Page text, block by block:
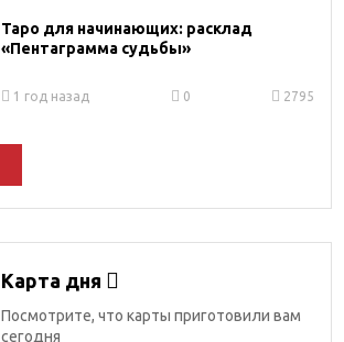
Таро для начинающих: расклад
«Пентаграмма судьбы»
1 год назад 0 2795
Карта дня
Посмотрите, что карты приготовили вам
сегодня